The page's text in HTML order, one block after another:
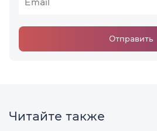
Отправить
Читайте также